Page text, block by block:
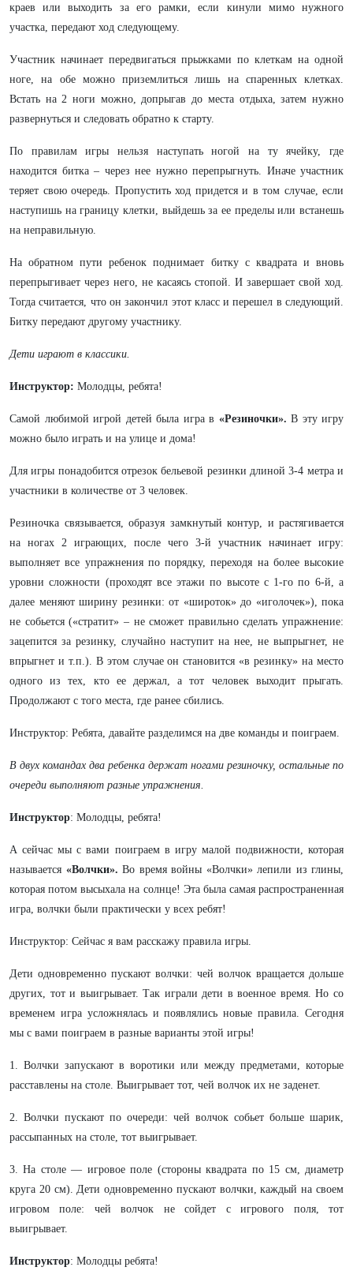
краев или выходить за его рамки, если кинули мимо нужного
участка, передают ход следующему.
Участник начинает передвигаться прыжками по клеткам на одной
ноге, на обе можно приземлиться лишь на спаренных клетках.
Встать на 2 ноги можно, допрыгав до места отдыха, затем нужно
развернуться и следовать обратно к старту.
По правилам игры нельзя наступать ногой на ту ячейку, где
находится битка – через нее нужно перепрыгнуть. Иначе участник
теряет свою очередь. Пропустить ход придется и в том случае, если
наступишь на границу клетки, выйдешь за ее пределы или встанешь
на неправильную.
На обратном пути ребенок поднимает битку с квадрата и вновь
перепрыгивает через него, не касаясь стопой. И завершает свой ход.
Тогда считается, что он закончил этот класс и перешел в следующий.
Битку передают другому участнику.
Дети играют в классики.
Инструктор: Молодцы, ребята!
Самой любимой игрой детей была игра в «Резиночки». В эту игру
можно было играть и на улице и дома!
Для игры понадобится отрезок бельевой резинки длиной 3-4 метра и
участники в количестве от 3 человек.
Резиночка связывается, образуя замкнутый контур, и растягивается
на ногах 2 играющих, после чего 3-й участник начинает игру:
выполняет все упражнения по порядку, переходя на более высокие
уровни сложности (проходят все этажи по высоте с 1-го по 6-й, а
далее меняют ширину резинки: от «широток» до «иголочек»), пока
не собьется («стратит» – не сможет правильно сделать упражнение:
зацепится за резинку, случайно наступит на нее, не выпрыгнет, не
впрыгнет и т.п.). В этом случае он становится «в резинку» на место
одного из тех, кто ее держал, а тот человек выходит прыгать.
Продолжают с того места, где ранее сбились.
Инструктор: Ребята, давайте разделимся на две команды и поиграем.
В двух командах два ребенка держат ногами резиночку, остальные по
очереди выполняют разные упражнения.
Инструктор: Молодцы, ребята!
А сейчас мы с вами поиграем в игру малой подвижности, которая
называется «Волчки». Во время войны «Волчки» лепили из глины,
которая потом высыхала на солнце! Эта была самая распространенная
игра, волчки были практически у всех ребят!
Инструктор: Сейчас я вам расскажу правила игры.
Дети одновременно пускают волчки: чей волчок вращается дольше
других, тот и выигрывает. Так играли дети в военное время. Но со
временем игра усложнялась и появлялись новые правила. Сегодня
мы с вами поиграем в разные варианты этой игры!
1. Волчки запускают в воротики или между предметами, которые
расставлены на столе. Выигрывает тот, чей волчок их не заденет.
2. Волчки пускают по очереди: чей волчок собьет больше шарик,
рассыпанных на столе, тот выигрывает.
3. На столе — игровое поле (стороны квадрата по 15 см, диаметр
круга 20 см). Дети одновременно пускают волчки, каждый на своем
игровом поле: чей волчок не сойдет с игрового поля, тот
выигрывает.
Инструктор: Молодцы ребята!